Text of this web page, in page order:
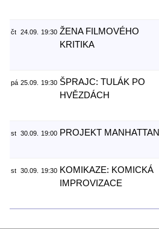
čt 24.09. 19:30 ŽENA FILMOVÉHO
KRITIKA
pá 25.09. 19:30 ŠPRAJC: TULÁK PO
HVĚZDÁCH
st 30.09. 19:00 PROJEKT MANHATTAN
st 30.09. 19:30 KOMIKAZE: KOMICKÁ
IMPROVIZACE